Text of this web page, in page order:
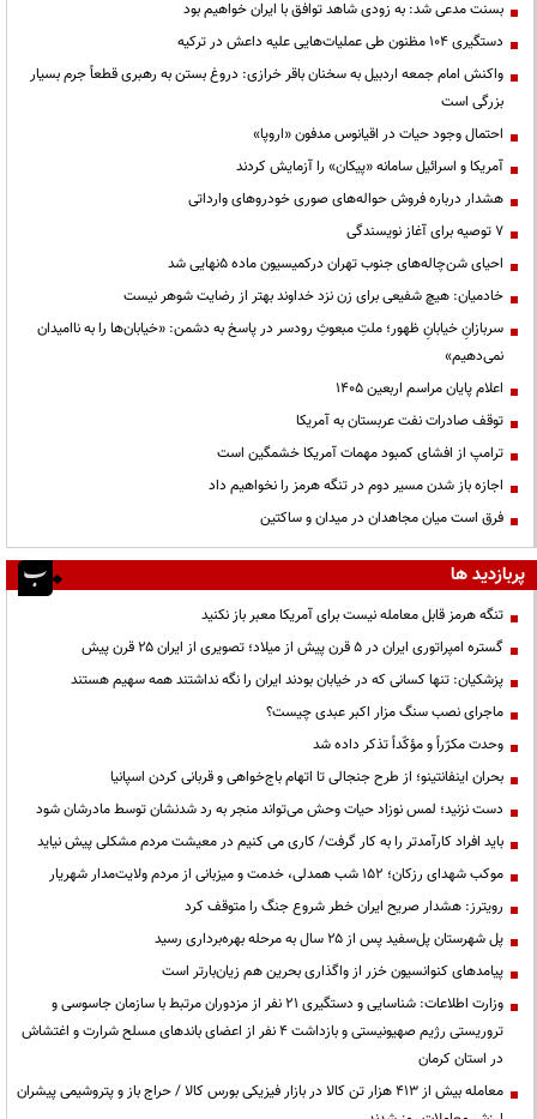
بسنت مدعی شد: به زودی شاهد توافق با ایران خواهیم بود
دستگیری ۱۰۴ مظنون طی عملیات‌هایی علیه داعش در ترکیه
واکنش امام جمعه اردبیل به سخنان باقر خرازی: دروغ بستن به رهبری قطعاً جرم بسیار
بزرگی است
احتمال وجود حیات در اقیانوس مدفون «اروپا»
آمریکا و اسرائیل سامانه «پیکان» را آزمایش کردند
هشدار درباره فروش حواله‌های صوری خودروهای وارداتی
۷ توصیه برای آغاز نویسندگی
احیای شن‌چاله‌های جنوب تهران درکمیسیون ماده ۵نهایی شد
خادمیان: هیچ شفیعی برای زن نزد خداوند بهتر از رضایت شوهر نیست
سربازانِ خیابانِ ظهور؛ ملتِ مبعوثِ رودسر در پاسخ به دشمن: «خیابان‌ها را به ناامیدان
نمی‌دهیم»
اعلام پایان مراسم اربعین ۱۴۰۵
توقف صادرات نفت عربستان به آمریکا
ترامپ از افشای کمبود مهمات آمریکا خشمگین است
اجازه باز شدن مسیر دوم در تنگه هرمز را نخواهیم داد
فرق است میان مجاهدان در میدان و ساکتین
پربازدید ها
تنگه هرمز قابل معامله نیست برای آمریکا معبر باز نکنید
گستره امپراتوری ایران در ۵ قرن پیش از میلاد؛ تصویری از ایران ۲۵ قرن پیش
پزشکیان: تنها کسانی که در خیابان بودند ایران را نگه نداشتند همه سهیم هستند
ماجرای نصب سنگ مزار اکبر عبدی چیست؟
وحدت مکرّراً و مؤکّداً تذکر داده شد
بحران اینفانتینو؛ از طرح جنجالی تا اتهام باج‌خواهی و قربانی کردن اسپانیا
دست نزنید؛ لمس نوزاد حیات وحش می‌تواند منجر به رد شدنشان توسط مادرشان شود
باید افراد کارآمدتر را به کار گرفت/ کاری می کنیم در معیشت مردم مشکلی پیش نیاید
موکب شهدای رزکان؛ ۱۵۲ شب همدلی، خدمت و میزبانی از مردم ولایت‌مدار شهریار
رویترز: هشدار صریح ایران خطر شروع جنگ را متوقف کرد
پل شهرستان پل‌سفید پس از ۲۵ سال به مرحله بهره‌برداری رسید
پیامدهای کنوانسیون خزر از واگذاری بحرین هم زیان‌بارتر است
وزارت اطلاعات: شناسایی و دستگیری ۲۱ نفر از مزدوران مرتبط با سازمان جاسوسی و
تروریستی رژیم صهیونیستی و بازداشت ۴ نفر از اعضای باندهای مسلح شرارت و اغتشاش
در استان کرمان
معامله بیش از ۴۱۳ هزار تن کالا در بازار فیزیکی بورس کالا / حراج باز و پتروشیمی پیشران